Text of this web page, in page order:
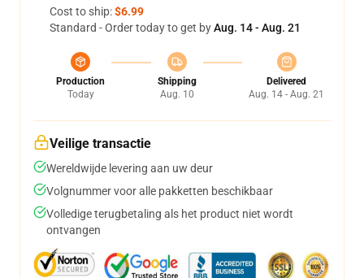
Cost to ship:$6.99
Standard - Order today to get byAug. 14 - Aug. 21
Production
Today
Shipping
Aug. 10
Delivered
Aug. 14 - Aug. 21
Veilige transactie
Wereldwijde levering aan uw deur
Volgnummer voor alle pakketten beschikbaar
Volledige terugbetaling als het product niet wordt
ontvangen